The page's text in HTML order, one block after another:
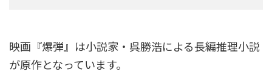
映画『爆弾』は小説家・呉勝浩による長編推理小説
が原作となっています。